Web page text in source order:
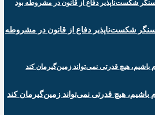
سنگر شکست‌ناپذیر دفاع از قانون در مشروطه
باشیم، هیچ قدرتی نمی‌تواند زمین‌گیرمان کند